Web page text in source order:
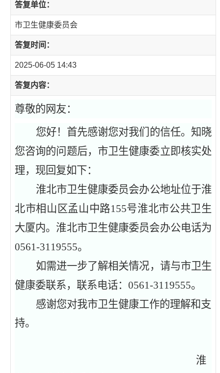
答复单位：
市卫生健康委员会
答复时间：
2025-06-05 14:43
答复内容：
尊敬的网友：
您好！首先感谢您对我们的信任。 知晓
您咨询的问题后，市卫生健康委立即核实处
理，现回复如下：
淮北市卫生健康委员会办公地址位于淮
北市相山区孟山中路155号淮北市公共卫生
大厦内。淮北市卫生健康委员会办公电话为
0561-3119555。
如需进一步了解相关情况，请与市卫生
健康委联系，联系电话： 0561-3119555。
感谢您对我市卫生健康工作的理解和支
持。
淮